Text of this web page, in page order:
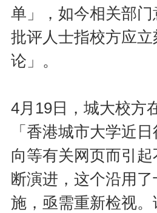
单」，如今相关部
批评人士指校方应
论」。
4月19日，城大校方
「香港城市大学近
向等有关网页而引
断演进，这个沿用
施，亟需重新检视